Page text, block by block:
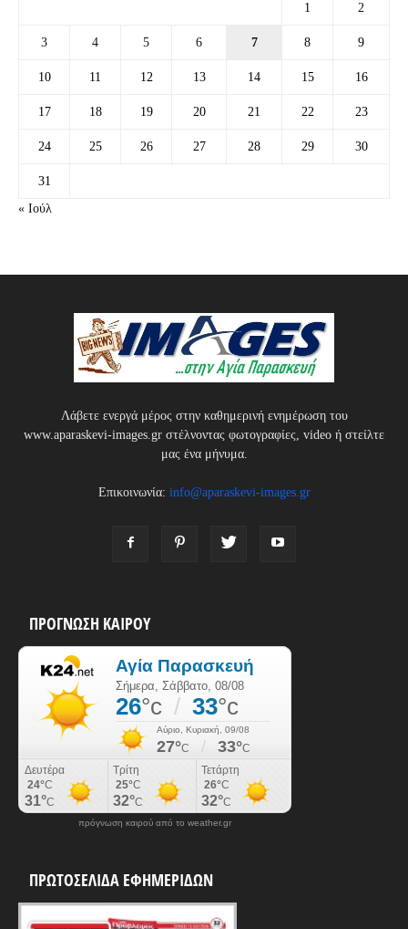
1 2
3 4 5 6 7 8 9
10 11 12 13 14 15 16
17 18 19 20 21 22 23
24 25 26 27 28 29 30
31
« Ιούλ
Λάβετε ενεργά μέρος στην καθημερινή ενημέρωση του
www.aparaskevi-images.gr στέλνοντας φωτογραφίες, video ή στείλτε
μας ένα μήνυμα.
Επικοινωνία: info@aparaskevi-images.gr
ΠΡΟΓΝΩΣΗ ΚΑΙΡΟΥ
πρόγνωση καιρού από το weather.gr
ΠΡΩΤΟΣΕΛΙΔΑ ΕΦΗΜΕΡΙΔΩΝ